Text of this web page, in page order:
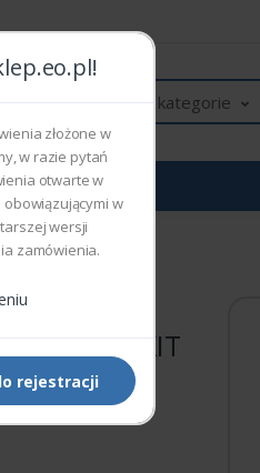
Wszystkie kategorie
złożone w
w razie pytań
otwarte w
w
wersji
zamówienia.
rejestracji
GUIDE
LOWER EXIT